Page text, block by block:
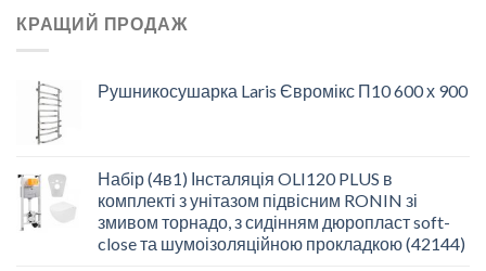
КРАЩИЙ ПРОДАЖ
Рушникосушарка Laris Євромікс П10 600 х 900
Набір (4в1) Інсталяція OLI120 PLUS в
комплекті з унітазом підвісним RONIN зі
змивом торнадо, з сидінням дюропласт soft-
close та шумоізоляційною прокладкою (42144)